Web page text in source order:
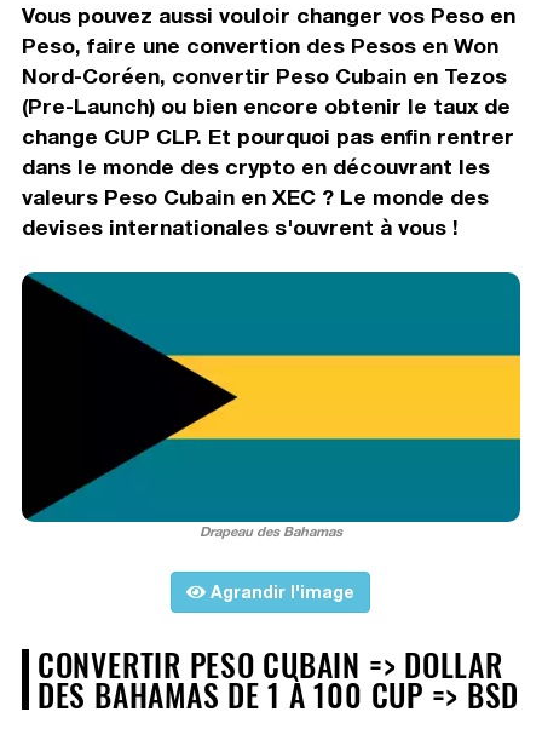
Vous pouvez aussi vouloir changer vos Peso en
Peso, faire une convertion des Pesos en Won
Nord-Coréen, convertir Peso Cubain en Tezos
(Pre-Launch) ou bien encore obtenir le taux de
change CUP CLP. Et pourquoi pas enfin rentrer
dans le monde des crypto en découvrant les
valeurs Peso Cubain en XEC ? Le monde des
devises internationales s'ouvrent à vous !
Drapeau des Bahamas
Agrandir l'image
CONVERTIR PESO CUBAIN => DOLLAR
DES BAHAMAS DE 1 À 100 CUP => BSD